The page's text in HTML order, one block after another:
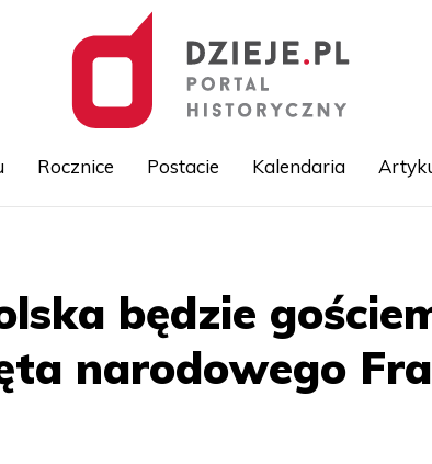
treści
Rocznice Postacie Kalendaria
będzie
narodowego